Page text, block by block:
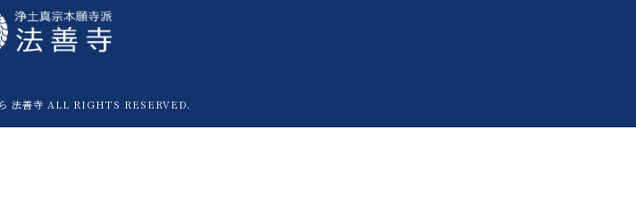
法善寺 ALL RIGHTS RESERVED.